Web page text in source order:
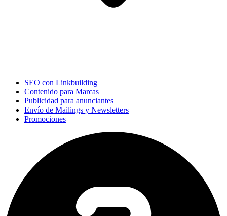
SEO con Linkbuilding
Contenido para Marcas
Publicidad para anunciantes
Envío de Mailings y Newsletters
Promociones